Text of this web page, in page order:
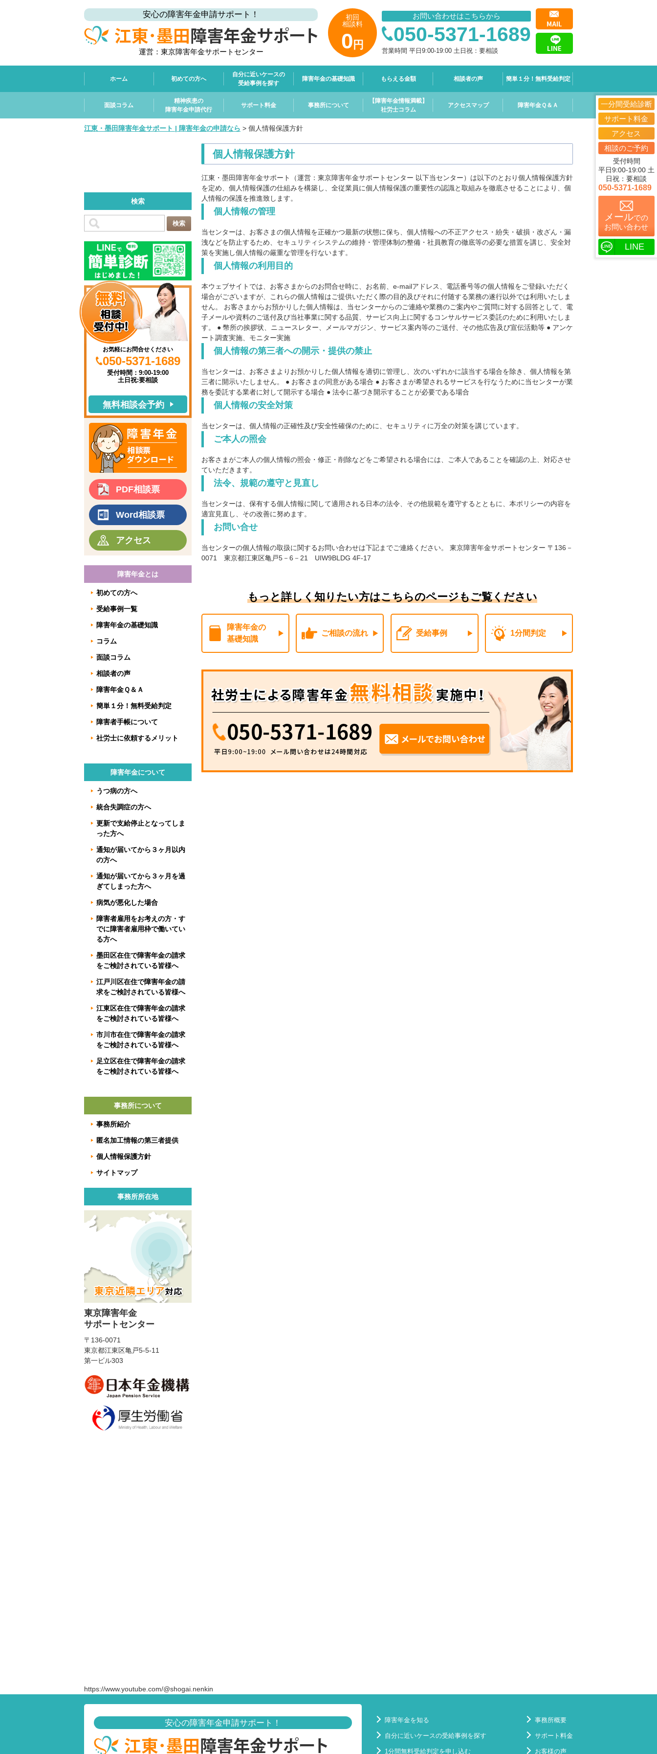
安心の障害年金申請サポート！
運営：東京障害年金サポートセンター
初回
相談料
0 円
お問い合わせはこちらから
050-5371-1689
営業時間 平日9:00-19:00 土日祝：要相談
ホーム 初めての方へ
自分に近いケースの
受給事例を探す
障害年金の基礎知識 もらえる金額 相談者の声 簡単１分！無料受給判定
面談コラム
精神疾患の
障害年金申請代行
サポート料金 事務所について
【障害年金情報満載】
社労士コラム
アクセスマップ 障害年金Ｑ＆Ａ
江東・墨田障害年金サポート | 障害年金の申請なら > 個人情報保護方針
個人情報保護方針
江東・墨田障害年金サポート（運営：東京障害年金サポートセンター 以下当センター）は以下のとおり個人情報保護方針
を定め、個人情報保護の仕組みを構築し、全従業員に個人情報保護の重要性の認識と取組みを徹底させることにより、個
人情報の保護を推進致します。
個人情報の管理
当センターは、お客さまの個人情報を正確かつ最新の状態に保ち、個人情報への不正アクセス・紛失・破損・改ざん・漏
洩などを防止するため、セキュリティシステムの維持・管理体制の整備・社員教育の徹底等の必要な措置を講じ、安全対
策を実施し個人情報の厳重な管理を行ないます。
個人情報の利用目的
本ウェブサイトでは、お客さまからのお問合せ時に、お名前、e-mailアドレス、電話番号等の個人情報をご登録いただく
場合がございますが、これらの個人情報はご提供いただく際の目的及びそれに付随する業務の遂行以外では利用いたしま
せん。 お客さまからお預かりした個人情報は、当センターからのご連絡や業務のご案内やご質問に対する回答として、電
子メールや資料のご送付及び当社事業に関する品質、サービス向上に関するコンサルサービス委託のために利用いたしま
す。 ● 幣所の挨拶状、ニュースレター、メールマガジン、サービス案内等のご送付、その他広告及び宣伝活動等 ● アンケ
ート調査実施、モニター実施
個人情報の第三者への開示・提供の禁止
当センターは、お客さまよりお預かりした個人情報を適切に管理し、次のいずれかに該当する場合を除き、個人情報を第
三者に開示いたしません。 ● お客さまの同意がある場合 ● お客さまが希望されるサービスを行なうために当センターが業
務を委託する業者に対して開示する場合 ● 法令に基づき開示することが必要である場合
個人情報の安全対策
当センターは、個人情報の正確性及び安全性確保のために、セキュリティに万全の対策を講じています。
ご本人の照会
お客さまがご本人の個人情報の照会・修正・削除などをご希望される場合には、ご本人であることを確認の上、対応させ
ていただきます。
法令、規範の遵守と見直し
当センターは、保有する個人情報に関して適用される日本の法令、その他規範を遵守するとともに、本ポリシーの内容を
適宜見直し、その改善に努めます。
お問い合せ
当センターの個人情報の取扱に関するお問い合わせは下記までご連絡ください。 東京障害年金サポートセンター 〒136－
0071 東京都江東区亀戸5－6－21 UIW9BLDG 4F-17
もっと詳しく知りたい方はこちらのページもご覧ください
障害年金の
基礎知識
ご相談の流れ 受給事例 1分間判定
検索
お気軽にお問合せください
050-5371-1689
受付時間：9:00-19:00
土日祝:要相談
無料相談会予約
PDF相談票
Word相談票
アクセス
障害年金とは
初めての方へ
受給事例一覧
障害年金の基礎知識
コラム
面談コラム
相談者の声
障害年金Ｑ＆Ａ
簡単１分！無料受給判定
障害者手帳について
社労士に依頼するメリット
障害年金について
うつ病の方へ
統合失調症の方へ
更新で支給停止となってしま
った方へ
通知が届いてから３ヶ月以内
の方へ
通知が届いてから３ヶ月を過
ぎてしまった方へ
病気が悪化した場合
障害者雇用をお考えの方・す
でに障害者雇用枠で働いてい
る方へ
墨田区在住で障害年金の請求
をご検討されている皆様へ
江戸川区在住で障害年金の請
求をご検討されている皆様へ
江東区在住で障害年金の請求
をご検討されている皆様へ
市川市在住で障害年金の請求
をご検討されている皆様へ
足立区在住で障害年金の請求
をご検討されている皆様へ
事務所について
事務所紹介
匿名加工情報の第三者提供
個人情報保護方針
サイトマップ
事務所所在地
東京障害年金
サポートセンター
〒136-0071
東京都江東区亀戸5-5-11
第一ビル303
https://www.youtube.com/@shogai.nenkin
安心の障害年金申請サポート！ 障害年金を知る
自分に近いケースの受給事例を探す
1分間無料受給判定を申し込む
事務所概要
サポート料金
お客様の声
一分間受給診断
サポート料金
アクセス
相談のご予約
受付時間
平日9:00-19:00 土
日祝：要相談
050-5371-1689
メールでの
お問い合わせ
LINE